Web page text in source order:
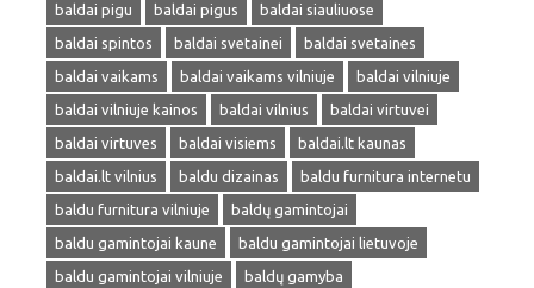
baldai pigu
baldai pigus
baldai siauliuose
baldai spintos
baldai svetainei
baldai svetaines
baldai vaikams
baldai vaikams vilniuje
baldai vilniuje
baldai vilniuje kainos
baldai vilnius
baldai virtuvei
baldai virtuves
baldai visiems
baldai.lt kaunas
baldai.lt vilnius
baldu dizainas
baldu furnitura internetu
baldu furnitura vilniuje
baldų gamintojai
baldu gamintojai kaune
baldu gamintojai lietuvoje
baldu gamintojai vilniuje
baldų gamyba